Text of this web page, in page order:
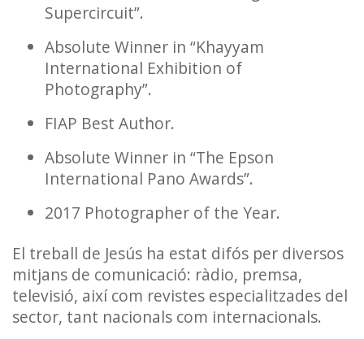
Supercircuit”.
Absolute Winner in “Khayyam
International Exhibition of
Photography”.
FIAP Best Author.
Absolute Winner in “The Epson
International Pano Awards”.
2017 Photographer of the Year.
El treball de Jesús ha estat difós per diversos
mitjans de comunicació: ràdio, premsa,
televisió, així com revistes especialitzades del
sector, tant nacionals com internacionals.